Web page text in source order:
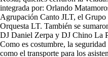
integrada por: Orlando
Agrupación Canto JLT, el
Orquesta LT. También se
DJ Daniel Zerpa y DJ Chino La
Como es costumbre, la
como el transporte para los